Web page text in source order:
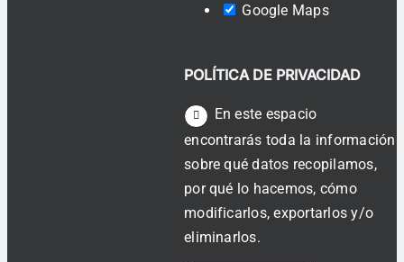
Google Maps
POLÍTICA DE PRIVACIDAD
En este espacio
encontrarás toda la información
sobre qué datos recopilamos,
por qué lo hacemos, cómo
modificarlos, exportarlos y/o
eliminarlos.